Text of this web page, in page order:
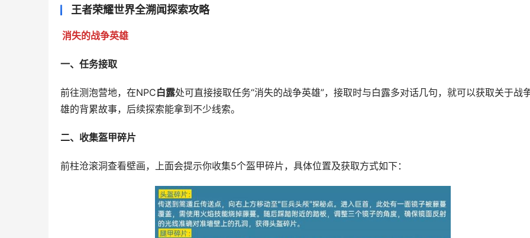
王者荣耀世界全溯闻探索攻略
消失的战争英雄
一、任务接取
前往测泡营地，在NPC白露处可直接接取任务“消失的战争英雄”，接取时与白露多对话几句，就可以获取关于战
雄的背累故事，后续探索能拿到不少线索。
二、收集盔甲碎片
前柱沧滚洞查看壁画，上面会提示你收集5个盔甲碎片，具体位置及获取方式如下：